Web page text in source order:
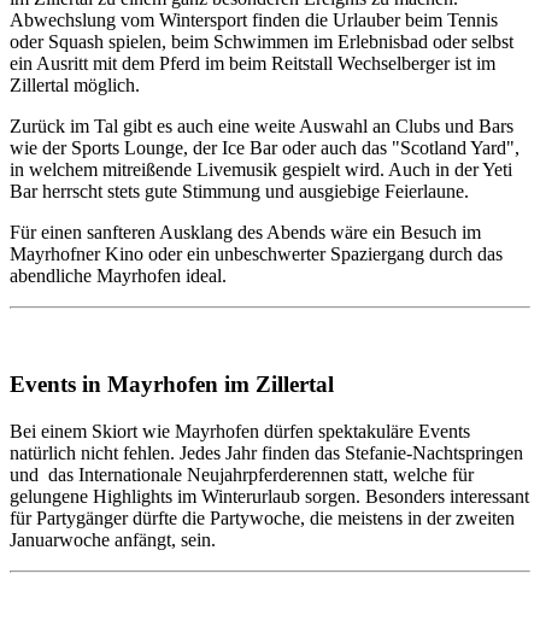
Abwechslung vom Wintersport finden die Urlauber beim Tennis
oder Squash spielen, beim Schwimmen im Erlebnisbad oder selbst
ein Ausritt mit dem Pferd im beim Reitstall Wechselberger ist im
Zillertal möglich.
Zurück im Tal gibt es auch eine weite Auswahl an Clubs und Bars
wie der Sports Lounge, der Ice Bar oder auch das "Scotland Yard",
in welchem mitreißende Livemusik gespielt wird. Auch in der Yeti
Bar herrscht stets gute Stimmung und ausgiebige Feierlaune.
Für einen sanfteren Ausklang des Abends wäre ein Besuch im
Mayrhofner Kino oder ein unbeschwerter Spaziergang durch das
abendliche Mayrhofen ideal.
Events in Mayrhofen im Zillertal
Bei einem Skiort wie Mayrhofen dürfen spektakuläre Events
natürlich nicht fehlen. Jedes Jahr finden das Stefanie-Nachtspringen
und das Internationale Neujahrpferderennen statt, welche für
gelungene Highlights im Winterurlaub sorgen. Besonders interessant
für Partygänger dürfte die Partywoche, die meistens in der zweiten
Januarwoche anfängt, sein.